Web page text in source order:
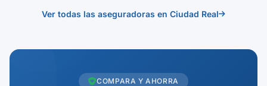
Ver todas las aseguradoras en Ciudad Real
COMPARA Y AHORRA